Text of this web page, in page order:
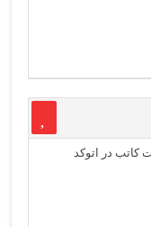
کاتب در اتوکد